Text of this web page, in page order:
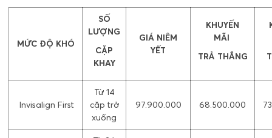
MỨC ĐỘ KHÓ
SỐ
LƯỢNG
CẶP
KHAY
GIÁ NIÊM
YẾT
KHUYẾN
MÃI
TRẢ THẲNG
Invisalign First
Từ 14
cặp trở
xuống
97.900.000 68.500.000